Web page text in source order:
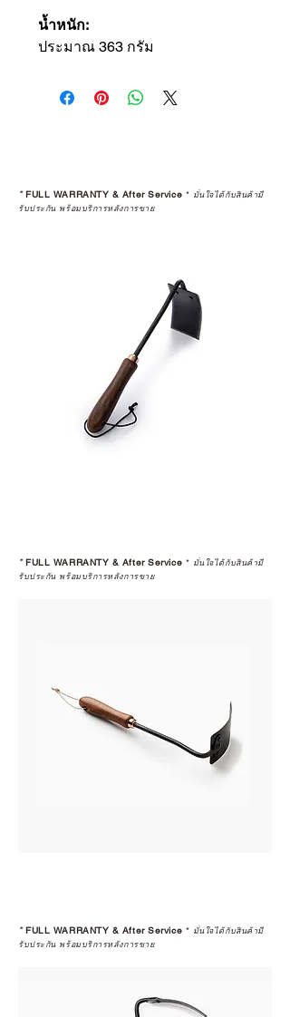
น้ำหนัก:
ประมาณ 363 กรัม
*FULL WARRANTY & After Service * มั่นใจได้กับสินค้ามี
รับประกัน พร้อมบริการหลังการขาย
*FULL WARRANTY & After Service * มั่นใจได้กับสินค้ามี
รับประกัน พร้อมบริการหลังการขาย
*FULL WARRANTY & After Service * มั่นใจได้กับสินค้ามี
รับประกัน พร้อมบริการหลังการขาย